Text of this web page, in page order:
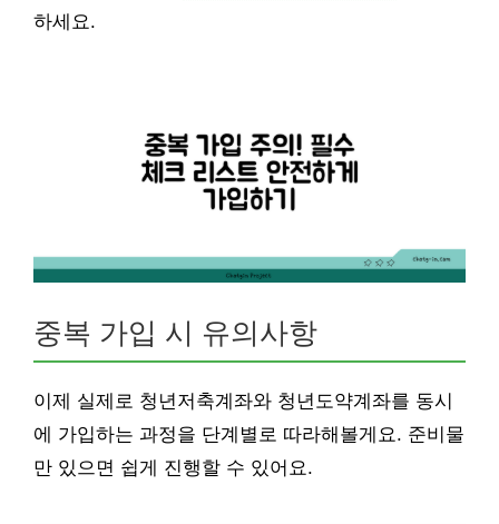
하세요.
중복 가입 시 유의사항
이제 실제로 청년저축계좌와 청년도약계좌를 동시
에 가입하는 과정을 단계별로 따라해볼게요. 준비물
만 있으면 쉽게 진행할 수 있어요.